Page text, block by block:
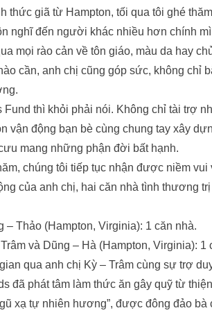
thức giã từ Hampton, tối qua tôi ghé
nghĩ đến người khác nhiều hơn chính
mọi rào cản về tôn giáo, màu da hay
cần, anh chị cũng góp sức, không chỉ
Fund thì khỏi phải nói. Không chỉ tài trợ
vận động bạn bè cùng chung tay xây
mang những phận đời bất hạnh.
chúng tôi tiếp tục nhận được niềm
của anh chị, hai căn nhà tình thương
– Thảo (Hampton, Virginia): 1 căn nhà.
và Dũng – Hà (Hampton, Virginia): 1
qua anh chị Kỳ – Trâm cùng sự trợ
đã phát tâm làm thức ăn gây quỹ từ
xạ tự nhiên hương”, được đông đảo